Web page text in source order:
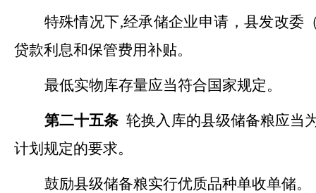
特殊情况下,经承储企业申请，县发改委
贷款利息和保管费用补贴。
最低实物库存量应当符合国家规定。
第二十五条 轮换入库的县级储备粮应当
计划规定的要求。
鼓励县级储备粮实行优质品种单收单储。